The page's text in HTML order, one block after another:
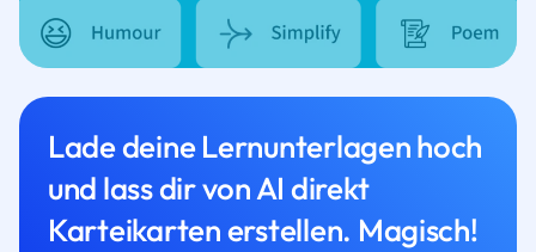
Lade deine Lernunterlagen hoch
und lass dir von AI direkt
Karteikarten erstellen. Magisch!